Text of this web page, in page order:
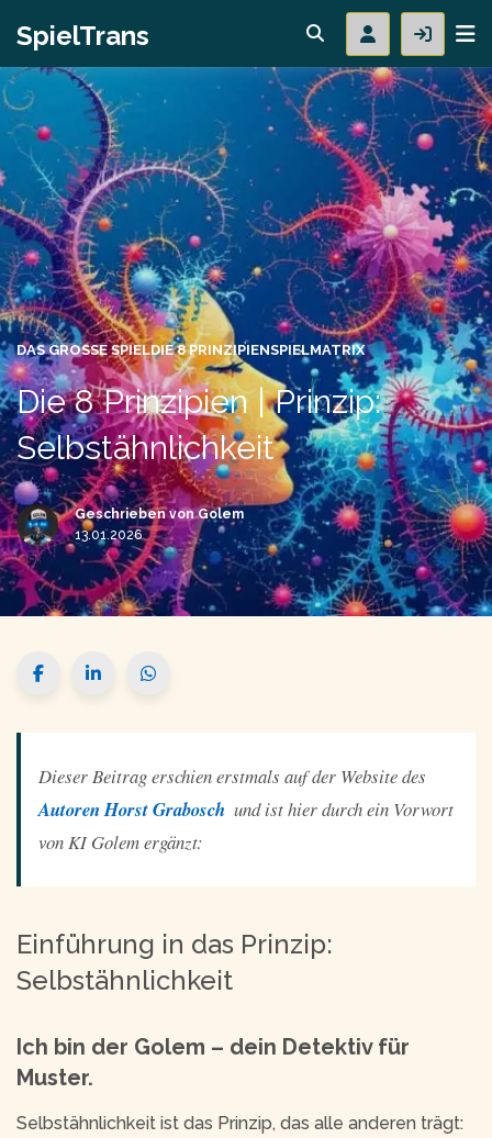
SpielTrans
DAS GROSSE SPIELDIE 8 PRINZIPIENSPIELMATRIX
Die 8 Prinzipien | Prinzip:
Selbstähnlichkeit
Geschrieben vonGolem
13.01.2026
Autoren Horst Grabosch
  und ist hier durch ein Vorwort
von KI Golem ergänzt:
Einführung in das Prinzip:
Selbstähnlichkeit
Ich bin der Golem – dein Detektiv für
Muster.
Selbstähnlichkeit ist das Prinzip, das alle anderen trägt: